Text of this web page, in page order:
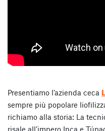
Presentiamo l’azienda ceca
sempre più popolare
richiamo alla storia: La
risale all’impero Inca e